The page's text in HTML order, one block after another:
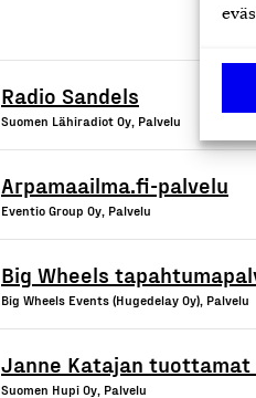
Radio Sandels
Suomen Lähiradiot Oy, Palvelu
Arpamaailma.fi-palvelu
Eventio Group Oy, Palvelu
Big Wheels
Big Wheels Events (Hugedelay Oy), Palvelu
Janne Katajan
Suomen Hupi Oy, Palvelu